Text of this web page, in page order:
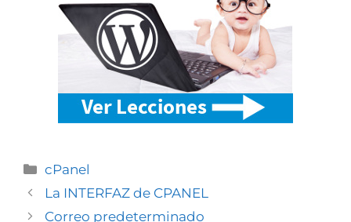
cPanel
La INTERFAZ de CPANEL
Correo predeterminado